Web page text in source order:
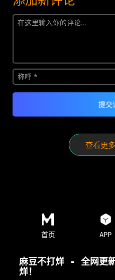
查看更
首页 APP
麻豆不打烊 - 全网更
烊！